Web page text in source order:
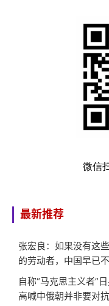
微信
最新推荐
张宏良：如果没有这
的劳动者，中国早已
类社会
自称“马克思主义者”
高喊中俄朝并非要对